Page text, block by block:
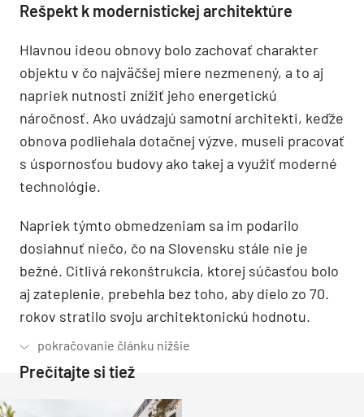
Rešpekt k modernistickej architektúre
Hlavnou ideou obnovy bolo zachovať charakter
objektu v čo najväčšej miere nezmenený, a to aj
napriek nutnosti znížiť jeho energetickú
náročnosť. Ako uvádzajú samotní architekti, keďže
obnova podliehala dotačnej výzve, museli pracovať
s úspornosťou budovy ako takej a využiť moderné
technológie.
Napriek týmto obmedzeniam sa im podarilo
dosiahnuť niečo, čo na Slovensku stále nie je
bežné. Citlivá rekonštrukcia, ktorej súčasťou bolo
aj zateplenie, prebehla bez toho, aby dielo zo 70.
rokov stratilo svoju architektonickú hodnotu.
Prečítajte si tiež